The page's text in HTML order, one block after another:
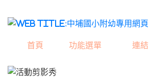
首頁 功能選單 連結